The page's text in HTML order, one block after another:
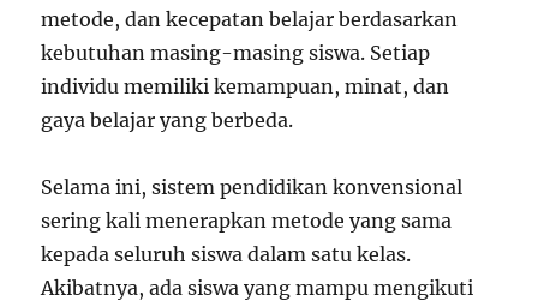
metode, dan kecepatan belajar berdasarkan
kebutuhan masing-masing siswa. Setiap
individu memiliki kemampuan, minat, dan
gaya belajar yang berbeda.
Selama ini, sistem pendidikan konvensional
sering kali menerapkan metode yang sama
kepada seluruh siswa dalam satu kelas.
Akibatnya, ada siswa yang mampu mengikuti